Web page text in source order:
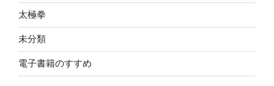
太極拳
未分類
電子書籍のすすめ